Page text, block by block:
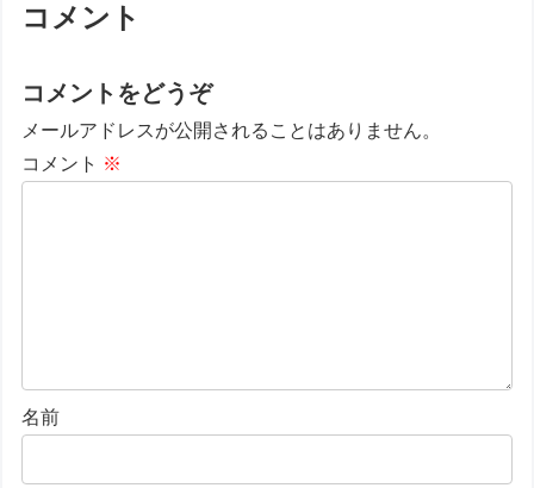
コメント
コメントをどうぞ
メールアドレスが公開されることはありません。
コメント ※
名前